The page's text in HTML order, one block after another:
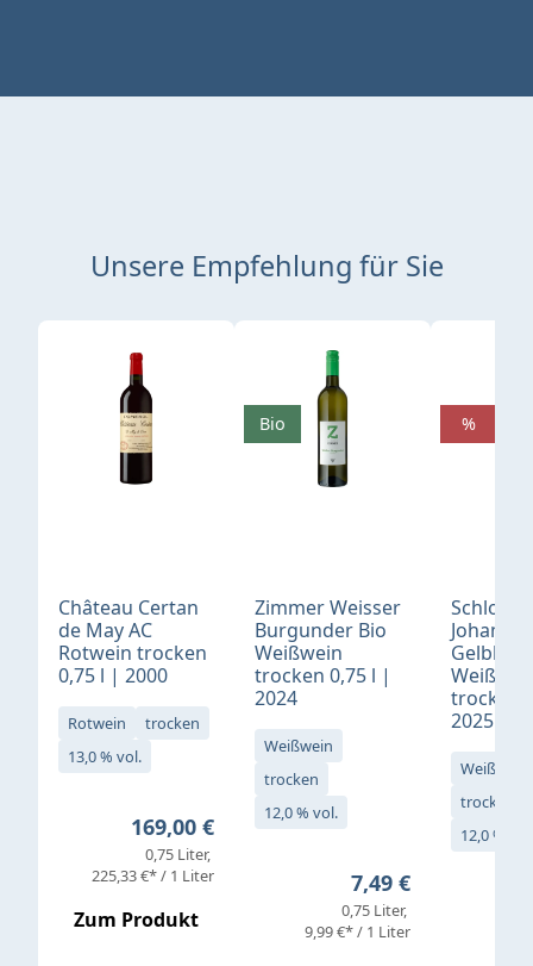
Unsere Empfehlung für Sie
Produktgalerie überspringen
Château Certan
de May AC
Rotwein trocken
0,75 l | 2000
Rotwein
trocken
13,0 % vol.
Regulärer Preis:
169,00 €
0,75 Liter
225,33 €* / 1 Liter
Zum Produkt
Zimmer Weisser
Burgunder Bio
Weißwein
trocken 0,75 l |
2024
Weißwein
trocken
12,0 % vol.
Regulärer Preis:
7,49 €
0,75 Liter
9,99 €* / 1 Liter
Bio
Schloß
Gelblack
trocken
2025
Weißwein
trocken
12,0 % vol.
%